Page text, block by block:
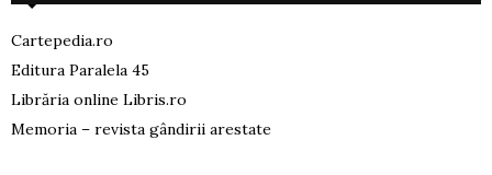
Cartepedia.ro
Editura Paralela 45
Librăria online Libris.ro
Memoria – revista gândirii arestate